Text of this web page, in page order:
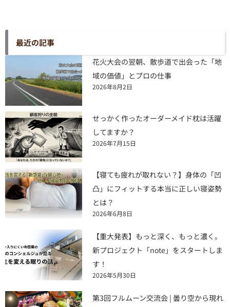
最近の記事
花火大会の翌朝、散歩道で出会った「地
域の価値」とプロの仕事
2026年8月2日
せっかく作ったオーダーメイド枕は活躍
してますか？
2026年7月15日
【寝ても疲れが取れない？】身体の「凹
凸」にフィットする本当に正しい寝姿勢
とは？
2026年6月8日
【重大発表】もっと深く、もっと濃く。
新プロジェクト「note」をスタートしま
す！
2026年5月30日
第3回フルムーン交流会 | 曇り空から現れ